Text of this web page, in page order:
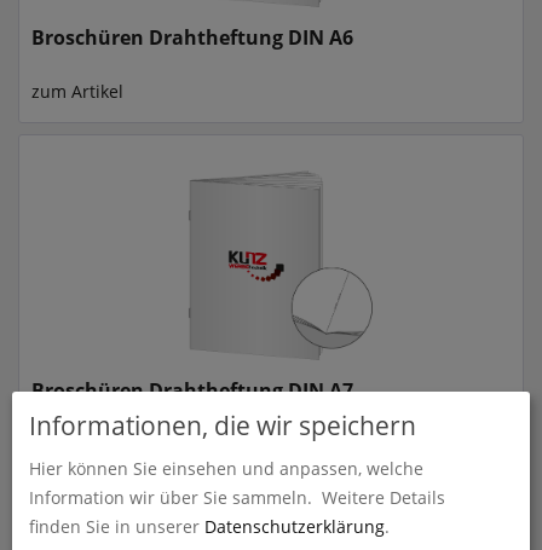
Broschüren Drahtheftung DIN A6
zum Artikel
Broschüren Drahtheftung DIN A7
Informationen, die wir speichern
Hier können Sie einsehen und anpassen, welche
Information wir über Sie sammeln. Weitere Details
finden Sie in unserer Datenschutzerklärung.